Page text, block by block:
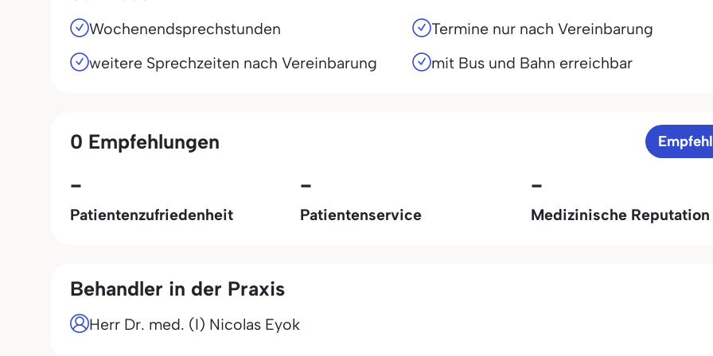
Wochenendsprechstunden
Termine nur nach Vereinbarung
weitere Sprechzeiten nach Vereinbarung
mit Bus und Bahn erreichbar
0 Empfehlungen
-
Patientenzufriedenheit
-
Patientenservice
-
Medizinische Reputation
Behandler in der Praxis
Herr Dr. med. (I) Nicolas Eyok